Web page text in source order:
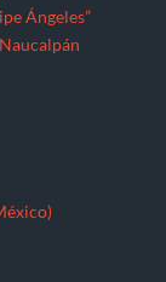
Ángeles”